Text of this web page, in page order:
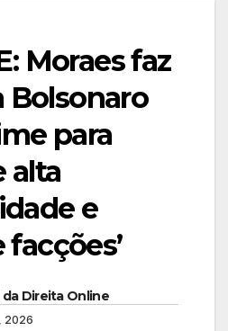
Moraes faz
Bolsonaro
para
alta
e
da Direita Online
2026